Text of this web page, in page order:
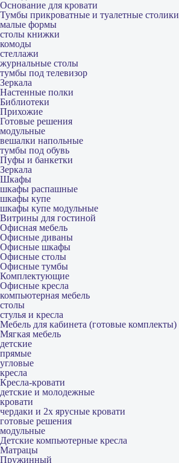
Основание для кровати
Тумбы прикроватные и туалетные столики
малые формы
столы книжки
комоды
стеллажи
журнальные столы
тумбы под телевизор
Зеркала
Настенные полки
Библиотеки
Прихожие
Готовые решения
модульные
вешалки напольные
тумбы под обувь
Пуфы и банкетки
Зеркала
Шкафы
шкафы распашные
шкафы купе
шкафы купе модульные
Витрины для гостиной
Офисная мебель
Офисные диваны
Офисные шкафы
Офисные столы
Офисные тумбы
Комплектующие
Офисные кресла
компьютерная мебель
столы
стулья и кресла
Мебель для кабинета (готовые комплекты)
Мягкая мебель
детские
прямые
угловые
кресла
Кресла-кровати
детские и молодежные
кровати
чердаки и 2х ярусные кровати
готовые решения
модульные
Детские компьютерные кресла
Матрацы
Пружинный